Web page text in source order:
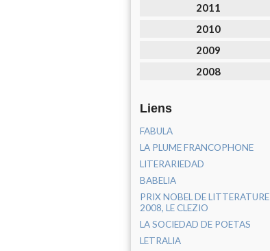
2011
2010
2009
2008
Liens
FABULA
LA PLUME FRANCOPHONE
LITERARIEDAD
BABELIA
PRIX NOBEL DE LITTERATURE
2008, LE CLEZIO
LA SOCIEDAD DE POETAS
LETRALIA